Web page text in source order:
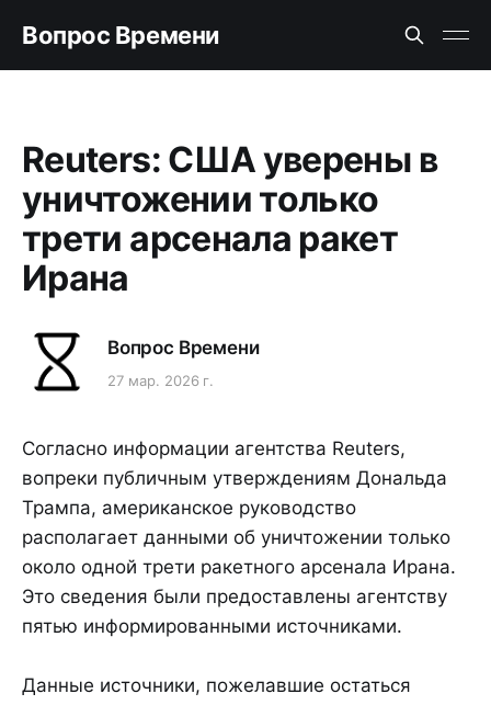
Вопрос Времени
Reuters: США уверены в
уничтожении только
трети арсенала ракет
Ирана
Вопрос Времени
27 мар. 2026 г.
Согласно информации агентства Reuters,
вопреки публичным утверждениям Дональда
Трампа, американское руководство
располагает данными об уничтожении только
около одной трети ракетного арсенала Ирана.
Это сведения были предоставлены агентству
пятью информированными источниками.
Данные источники, пожелавшие остаться